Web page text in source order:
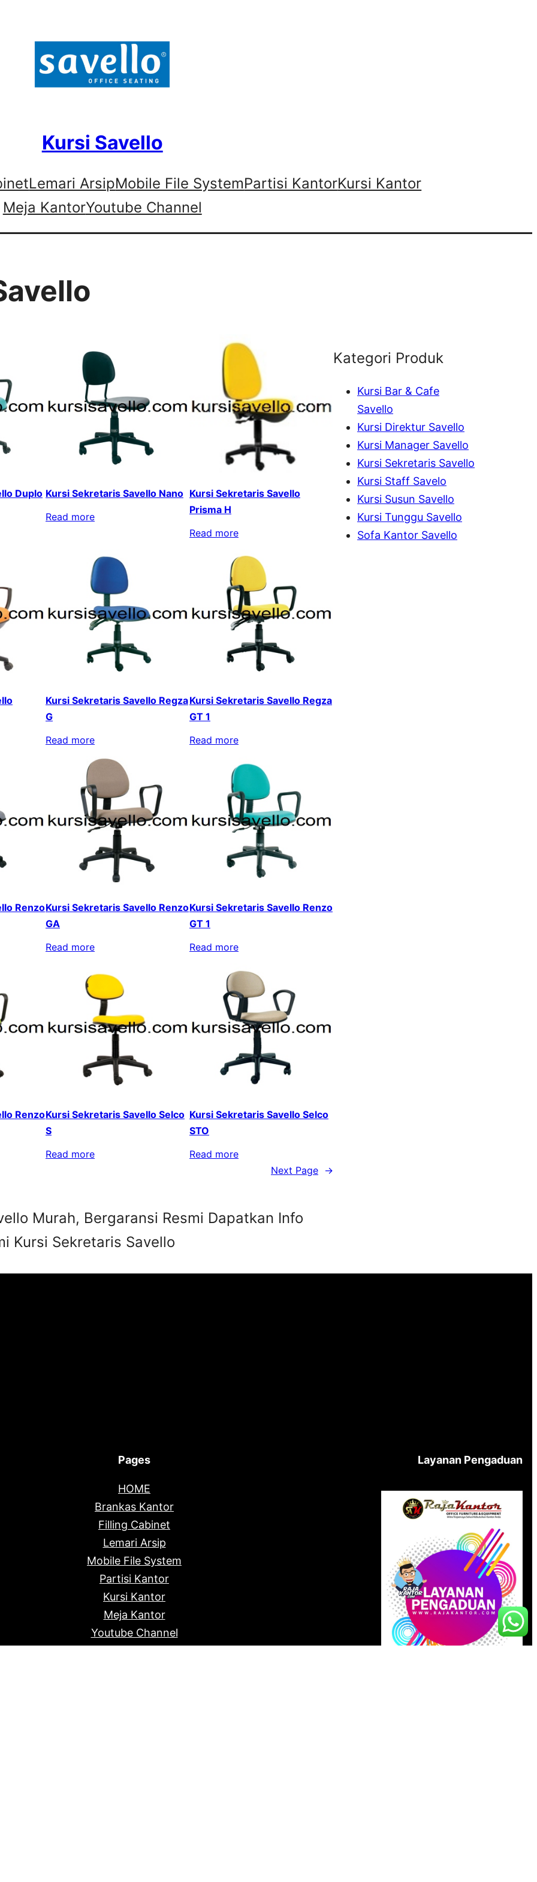
Kursi Savello
Lemari ArsipMobile File SystemPartisi KantorKursi Kantor
Meja KantorYoutube Channel
Duplo Kursi Sekretaris Savello Nano
Read more
Kursi Sekretaris Savello
Prisma H
Read more
Kursi Sekretaris Savello Regza
G
Read more
Kursi Sekretaris Savello Regza
GT 1
Read more
RenzoKursi Sekretaris Savello Renzo
GA
Read more
Kursi Sekretaris Savello Renzo
GT 1
Read more
RenzoKursi Sekretaris Savello Selco
S
Read more
Kursi Sekretaris Savello Selco
STO
Read more
Next Page →
Murah, Bergaransi Resmi Dapatkan Info
Kursi Sekretaris Savello
Kategori Produk
Kursi Bar & Cafe
Savello
Kursi Direktur Savello
Kursi Manager Savello
Kursi Sekretaris Savello
Kursi Staff Savelo
Kursi Susun Savello
Kursi Tunggu Savello
Sofa Kantor Savello
Pages
HOME
Brankas Kantor
Filling Cabinet
Lemari Arsip
Mobile File System
Partisi Kantor
Kursi Kantor
Meja Kantor
Youtube Channel
Layanan Pengaduan